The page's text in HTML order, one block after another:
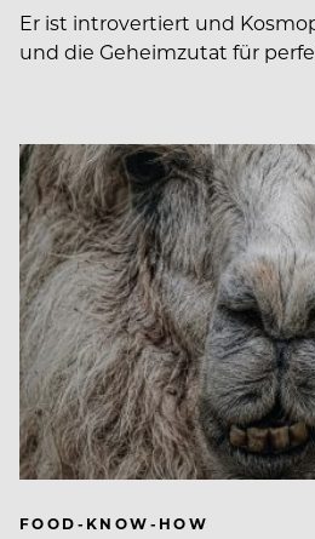
Er ist introvertiert und
und die Geheimzutat für
FOOD-KNOW-HOW